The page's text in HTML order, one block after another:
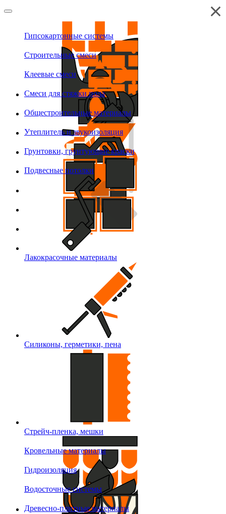
Гипсокартонные системы
Строительные смеси
Клеевые смеси
Смеси для стяжки пола
Общестроительные материалы
Утеплитель и звукоизоляция
Грунтовки, грунтующие краски
Подвесные потолки
Лакокрасочные материалы
Силиконы, герметики, пена
Стрейч-пленка, мешки
Кровельные материалы
Гидроизоляция
Водосточные системы
Древесно-плитные материалы